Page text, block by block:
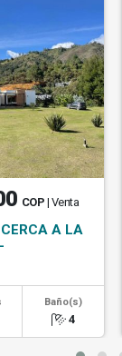
COP | Venta
A LA
Baño(s)
4